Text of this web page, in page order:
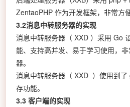
ZentaoPHP 作为开发框架，非常方
3.2消息中转服务器的实现
消息中转服务器（ XXD ）采用 Go
能、支持高并发、易于学习使用，
器。
消息中转服务器（ XXD ） 使用到了
存功能。
3.3 客户端的实现